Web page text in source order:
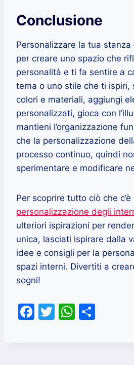
Conclusione
Personalizzare la tua stanza
per creare uno spazio che
personalità e ti fa sentire a
tema o uno stile che ti ispiri,
colori e materiali, aggiungi
personalizzati, gioca con
mantieni l’organizzazione
che la personalizzazione
processo continuo, quindi
sperimentare e modificare
Per scoprire tutto ciò che
personalizzazione degli
ulteriori ispirazioni per
unica, lasciati ispirare dalla
idee e consigli per la
spazi interni. Divertiti a
sogni!
F
T
W